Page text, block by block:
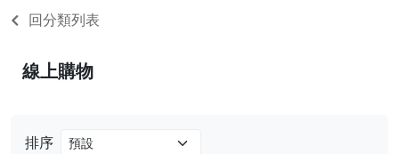
回分類列表
排序
線上購物